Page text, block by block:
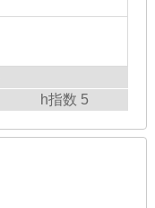
h指数 5